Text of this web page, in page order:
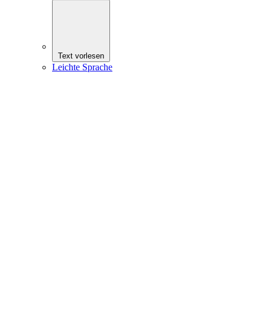
Text vorlesen
Leichte Sprache